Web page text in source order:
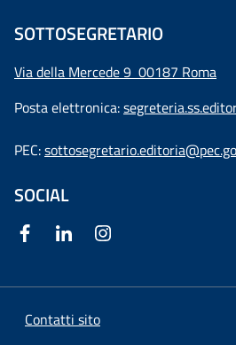
SOTTOSEGRETARIO
Via della Mercede 9 00187 Roma
Posta elettronica:
PEC:
SOCIAL
Contatti sito